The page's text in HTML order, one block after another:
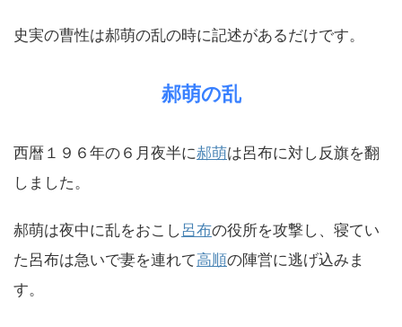
史実の曹性は郝萌の乱の時に記述があるだけです。
郝萌の乱
西暦１９６年の６月夜半に郝萌は呂布に対し反旗を翻
しました。
郝萌は夜中に乱をおこし 呂布の役所を攻撃し、寝てい
た呂布は急いで妻を連れて高順の陣営に逃げ込みま
す。